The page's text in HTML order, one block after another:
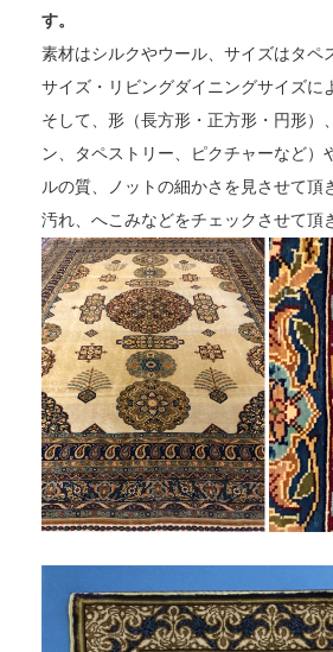
す。
素材はシルクやウール、サイズはタペ
サイズ・リビングダイニングサイズに
そして、形（長方形・正方形・円形）
ン、タペストリー、ピクチャーなど）
ルの質、ノットの細かさを見させて頂
汚れ、へこみなどをチェックさせて頂